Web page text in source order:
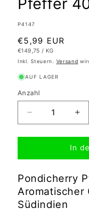
SKU:
P4147
Normaler
Preis
€5,99 EUR
GRUNDPREIS
€149,75 / PRO
KG
Inkl. Steuern. Versand
AUF LAGER
Anzahl
Verringere
die
Menge
Fermentierter
Pfeffer
40g
die
für
In
Pondicherry
Aromatischer
Südindien